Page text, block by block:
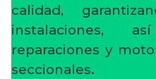
calidad,
instalaciones,
reparaciones y
seccionales.